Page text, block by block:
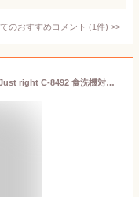
のおすすめコメント (1件) >
サラダスピナー 野菜水切り器 グリーン Just right C-8492 食洗機対応 野菜 水切り スピナー サラダ 水切りザル サラダドライヤー 回転 手動 下ごしらえ 時短 パール金属